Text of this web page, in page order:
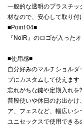
一般的な透明のプラスチ
材なので、安心して取り付
■Point 04■
『NoiR』のロゴが入った
■使用感■
自分好みのマルチショル
プにカスタムして使えます
忘れがちな鍵や定期入れを
普段使いや休日のお出か
ア、フェスなど、幅広いシ
ユニセックスで使用できる